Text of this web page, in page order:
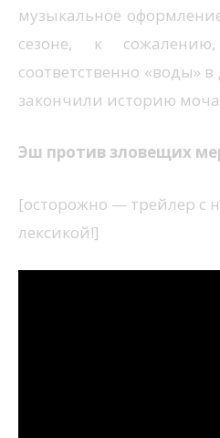
музыкальное
сезоне, к
соответственно «воды» в
закончили историю
Эш против зловещих
[осторожно — трейлер с
лексикой!]